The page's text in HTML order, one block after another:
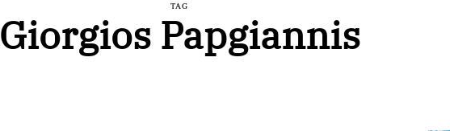
TAG
Giorgios Papgiannis